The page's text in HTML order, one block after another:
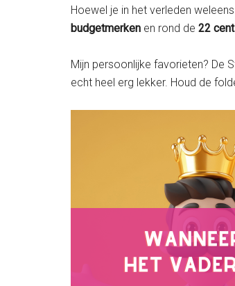
Hoewel je in het verleden
budgetmerken en rond de 22
Mijn persoonlijke favorieten? De
echt heel erg lekker. Houd de